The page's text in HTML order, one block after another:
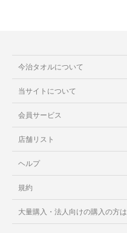
今治タオルについて
当サイトについて
会員サービス
店舗リスト
ヘルプ
規約
大量購入・法人向けの購入の方は